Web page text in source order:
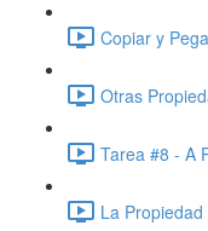
Copiar y
Otras
Tarea #8 - A
La